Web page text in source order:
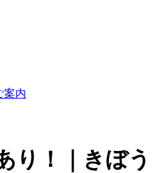
案内
り！｜きぼう